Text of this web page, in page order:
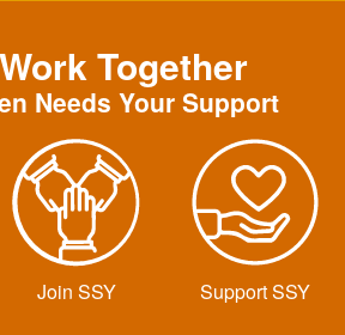
Together
Needs Your Support
Join SSY Support SSY